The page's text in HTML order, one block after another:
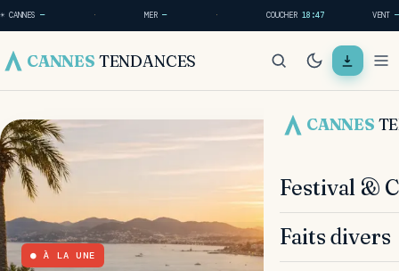
☀ CANNES — · MER— · COUCHER18:47 VENT —
CANNES TENDANCES
CANNES
Festival &
Faits divers
● À LA UNE